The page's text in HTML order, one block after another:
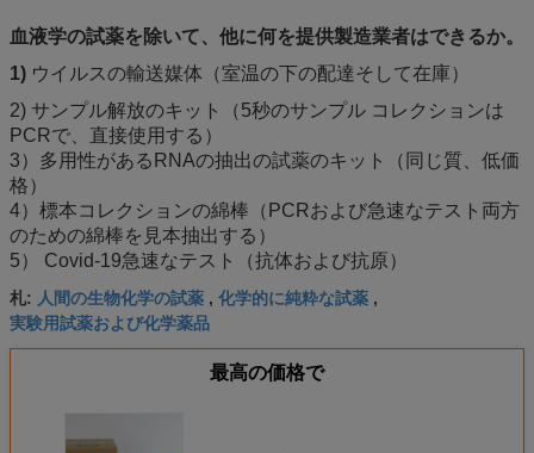
血液学の試薬を除いて、他に何を提供製造業者はできるか。
1) ウイルスの輸送媒体（室温の下の配達そして在庫）
2) サンプル解放のキット（5秒のサンプル コレクションは
PCRで、直接使用する）
3）多用性があるRNAの抽出の試薬のキット（同じ質、低価
格）
4）標本コレクションの綿棒（PCRおよび急速なテスト両方
のための綿棒を見本抽出する）
5） Covid-19急速なテスト（抗体および抗原）
札: 人間の生物化学の試薬 , 化学的に純粋な試薬 ,
実験用試薬および化学薬品
最高の価格で